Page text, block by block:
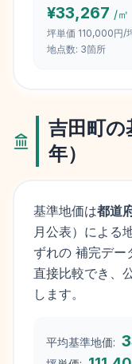
¥33,267 /㎡
坪単価 110,000円/
地点数: 3箇所
吉田町の
年）
基準地価は都道
月公表）による
ずれの 補完デー
直接比較でき、
します。
平均基準地価: